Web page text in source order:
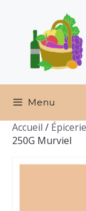
contenu
Menu
Accueil /
250G Murviel